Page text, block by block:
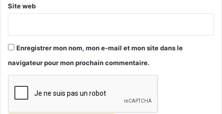
Site web
Enregistrer mon nom, mon e-mail et mon site dans le
navigateur pour mon prochain commentaire.